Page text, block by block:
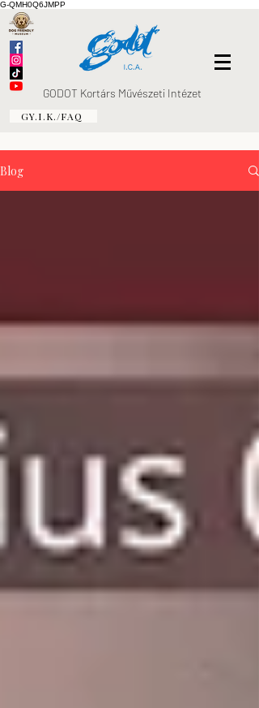
G-QMH0Q6JMPP
GODOT Kortárs Művészeti Intézet
GY.I.K./FAQ
Blog